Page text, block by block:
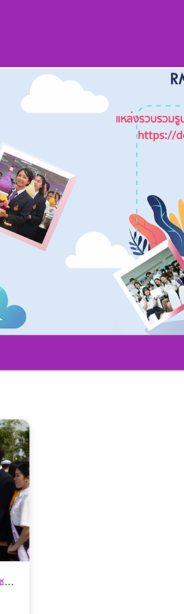
กิจกรรมร่วมพิธีวางพวงมาลาถวายราชสักการะ เนื่องในวันนวมินทรมหาราช